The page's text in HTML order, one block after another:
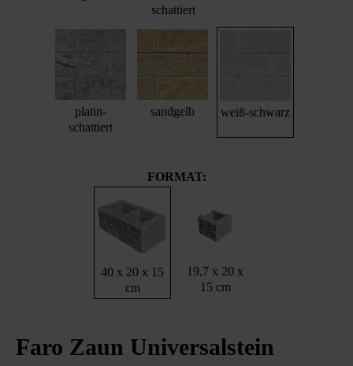
schattiert
platin-
schattiert
sandgelb weiß-schwarz
FORMAT:
40 x 20 x 15
cm
19,7 x 20 x
15 cm
Faro Zaun Universalstein